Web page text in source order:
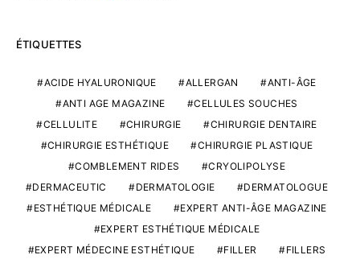
ÉTIQUETTES
ACIDE HYALURONIQUE ALLERGAN
ANTI-ÂGE
ANTI AGE MAGAZINE
CELLULES SOUCHES
CELLULITE
CHIRURGIE
CHIRURGIE DENTAIRE
CHIRURGIE ESTHÉTIQUE
CHIRURGIE PLASTIQUE
COMBLEMENT RIDES
CRYOLIPOLYSE
DERMACEUTIC
DERMATOLOGIE
DERMATOLOGUE
ESTHÉTIQUE MÉDICALE
EXPERT ANTI-ÂGE MAGAZINE
EXPERT ESTHÉTIQUE MÉDICALE
EXPERT MÉDECINE ESTHÉTIQUE
FILLER
FILLERS